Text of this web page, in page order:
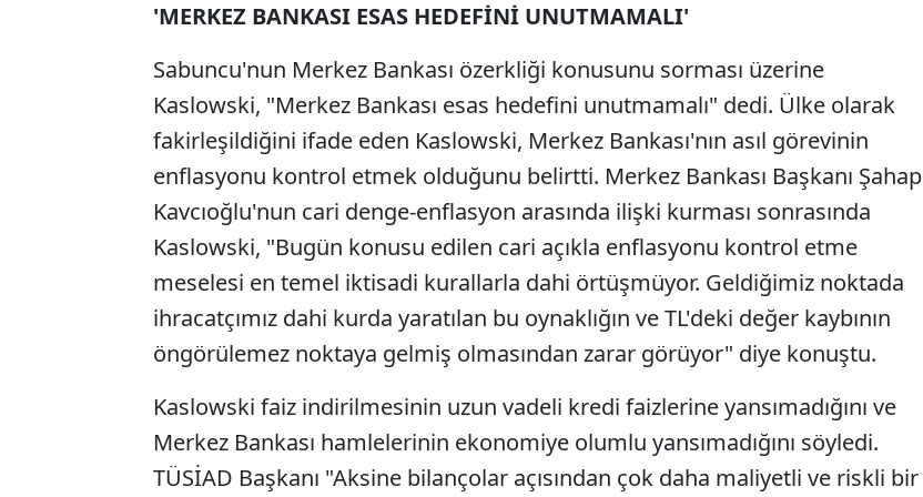
'MERKEZ BANKASI ESAS HEDEFİNİ UNUTMAMALI'
Sabuncu'nun Merkez Bankası özerkliği konusunu sorması üzerine
Kaslowski, "Merkez Bankası esas hedefini unutmamalı" dedi. Ülke olarak
fakirleşildiğini ifade eden Kaslowski, Merkez Bankası'nın asıl görevinin
enflasyonu kontrol etmek olduğunu belirtti. Merkez Bankası Başkanı Şahap
Kavcıoğlu'nun cari denge-enflasyon arasında ilişki kurması sonrasında
Kaslowski, "Bugün konusu edilen cari açıkla enflasyonu kontrol etme
meselesi en temel iktisadi kurallarla dahi örtüşmüyor. Geldiğimiz noktada
ihracatçımız dahi kurda yaratılan bu oynaklığın ve TL'deki değer kaybının
öngörülemez noktaya gelmiş olmasından zarar görüyor" diye konuştu.
Kaslowski faiz indirilmesinin uzun vadeli kredi faizlerine yansımadığını ve
Merkez Bankası hamlelerinin ekonomiye olumlu yansımadığını söyledi.
TÜSİAD Başkanı "Aksine bilançolar açısından çok daha maliyetli ve riskli bir